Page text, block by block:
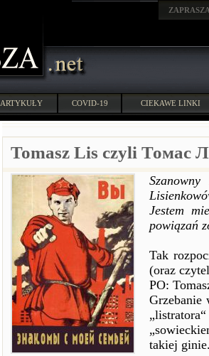
ARTYKUŁY COVID-19 CIEKAWE LINKI
Tomasz Lis czyli Томас
Jestem
powiązań
Tak
(oraz
PO:
Grzebanie
takiej